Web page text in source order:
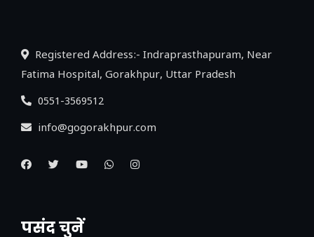
Registered Address:- Indraprasthapuram, Near
Fatima Hospital, Gorakhpur, Uttar Pradesh
0551-3569512
info@gogorakhpur.com
पसंद चुनें